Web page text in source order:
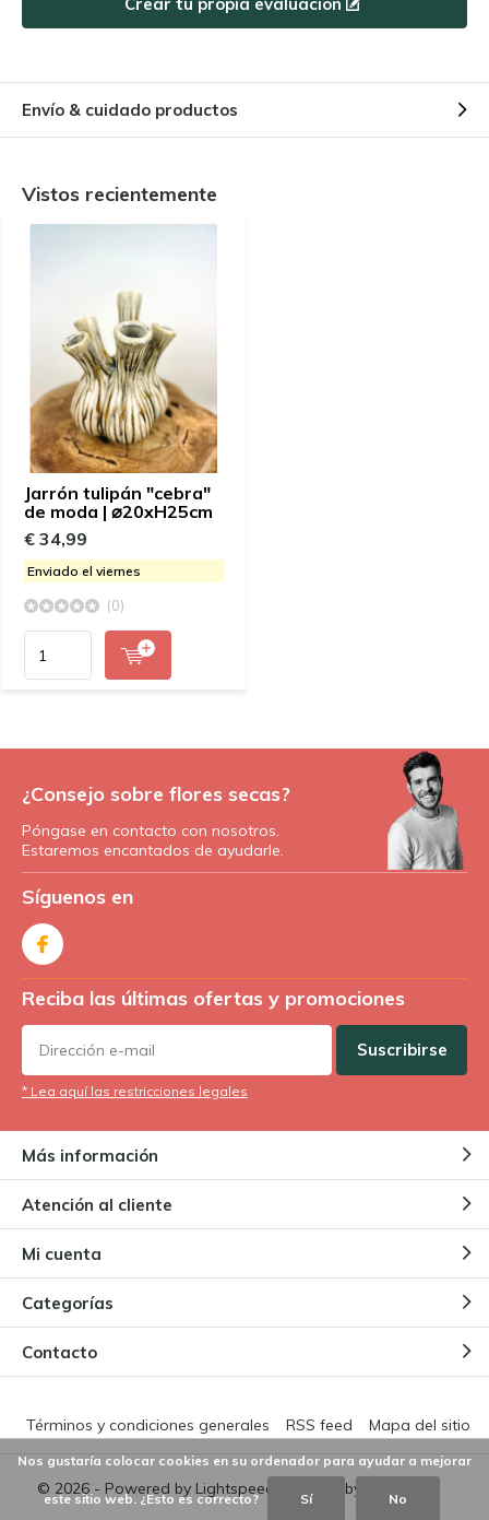
Envío & cuidado productos
Vistos recientemente
Jarrón tulipán "cebra"
de moda | ⌀20xH25cm
€ 34,99
Enviado el viernes
(0)
¿Consejo sobre flores secas?
Póngase en contacto con nosotros.
Estaremos encantados de ayudarle.
Síguenos en
Reciba las últimas ofertas y promociones
Suscribirse
* Lea aquí las restricciones legales
Más información
Atención al cliente
Mi cuenta
Categorías
Contacto
© 2026 - Powered by Lightspeed - Theme by
Términos y condiciones generales RSS feed Mapa del sitio
Nos gustaría colocar cookies en su ordenador para ayudar a mejorar
este sitio web. ¿Esto es correcto? Sí No